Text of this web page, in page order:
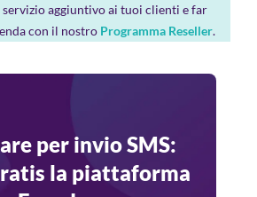
aggiuntivo ai tuoi clienti e far
con il nostro Programma Reseller.
per invio SMS:
la piattaforma